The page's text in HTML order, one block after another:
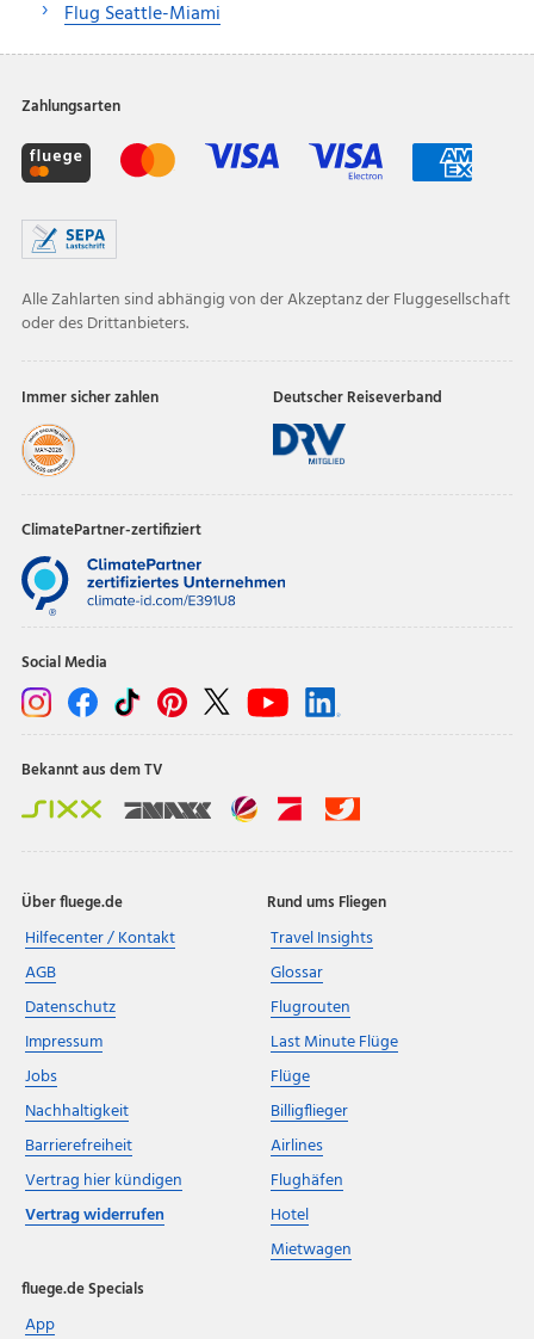
Flug Seattle-Miami